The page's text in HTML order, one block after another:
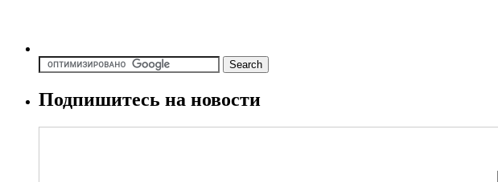
Подпишитесь на новости